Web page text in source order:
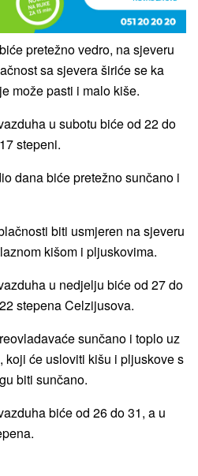
pretežno vedro, na sjeveru
sa sjevera širiće se ka
može pasti i malo kiše.
u subotu biće od 22 do
stepeni.
dana biće pretežno sunčano i
biti usmjeren na sjeveru
kišom i pljuskovima.
u nedjelju biće od 27 do
stepena Celzijusova.
sunčano i toplo uz
koji će usloviti kišu i pljuskove s
biti sunčano.
biće od 26 do 31, a u